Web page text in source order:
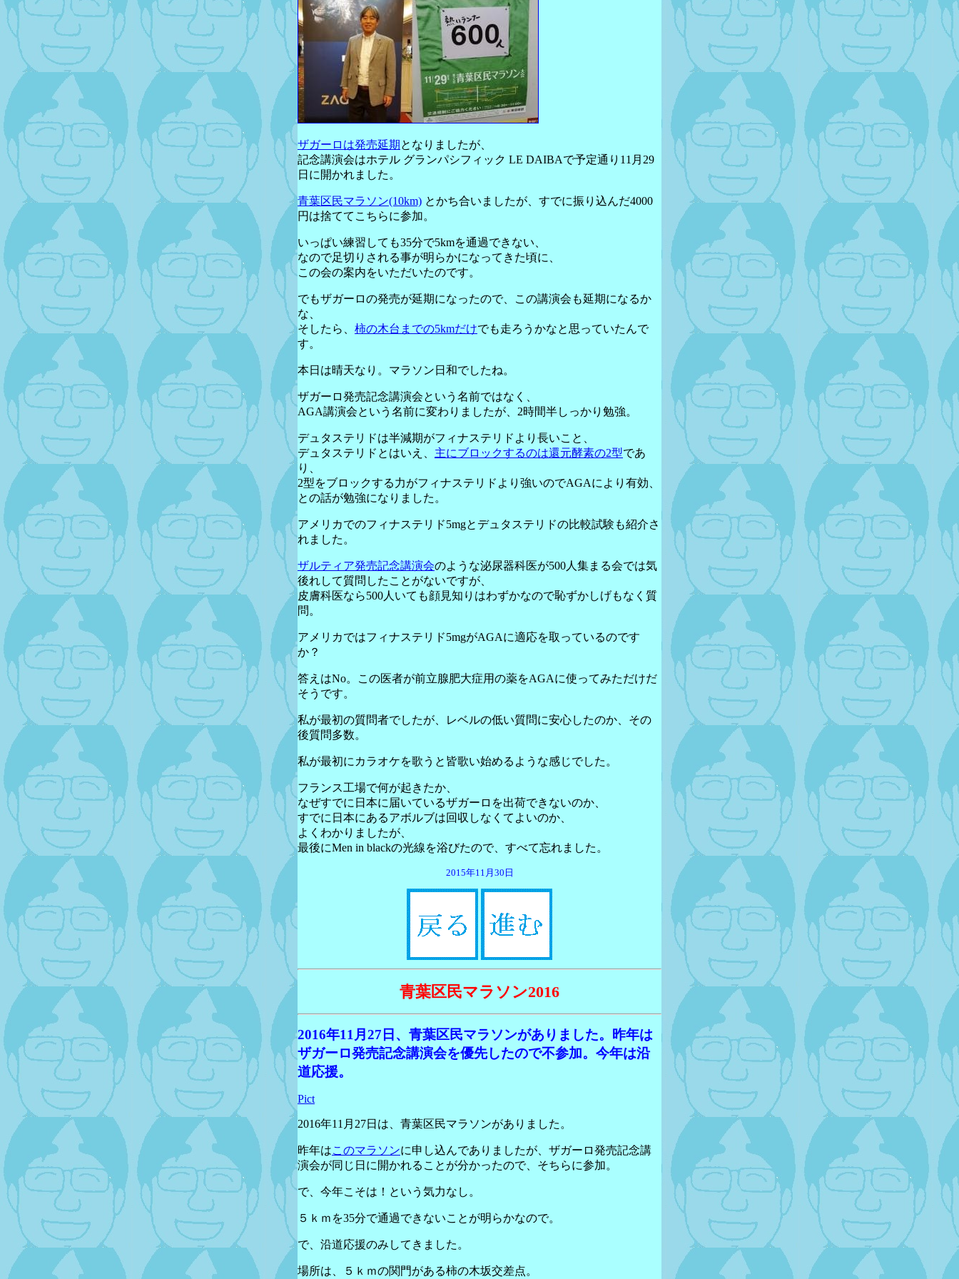
ザガーロは発売延期 となりましたが、
記念講演会はホテル グランパシフィック LE DAIBAで予定通り11月29
日に開かれました。
青葉区民マラソン(10km) とかち合いましたが、すでに振り込んだ4000
円は捨ててこちらに参加。
いっぱい練習しても35分で5kmを通過できない、
なので足切りされる事が明らかになってきた頃に、
この会の案内をいただいたのです。
でもザガーロの発売が延期になったので、この講演会も延期になるか
な、
そしたら、 柿の木台までの5kmだけでも走ろうかなと思っていたんで
す。
本日は晴天なり。マラソン日和でしたね。
ザガーロ発売記念講演会という名前ではなく、
AGA講演会という名前に変わりましたが、2時間半しっかり勉強。
デュタステリドは半減期がフィナステリドより長いこと、
デュタステリドとはいえ、 主にブロックするのは還元酵素の2型であ
り、
2型をブロックする力がフィナステリドより強いのでAGAにより有効、
との話が勉強になりました。
アメリカでのフィナステリド5mgとデュタステリドの比較試験も紹介さ
れました。
ザルティア発売記念講演会のような泌尿器科医が500人集まる会では気
後れして質問したことがないですが、
皮膚科医なら500人いても顔見知りはわずかなので恥ずかしげもなく質
問。
アメリカではフィナステリド5mgがAGAに適応を取っているのです
か？
答えはNo。この医者が前立腺肥大症用の薬をAGAに使ってみただけだ
そうです。
私が最初の質問者でしたが、レベルの低い質問に安心したのか、その
後質問多数。
私が最初にカラオケを歌うと皆歌い始めるような感じでした。
フランス工場で何が起きたか、
なぜすでに日本に届いているザガーロを出荷できないのか、
すでに日本にあるアボルブは回収しなくてよいのか、
よくわかりましたが、
最後にMen in blackの光線を浴びたので、すべて忘れました。
2015年11月30日
青葉区民マラソン2016
2016年11月27日、青葉区民マラソンがありました。昨年は
ザガーロ発売記念講演会を優先したので不参加。今年は沿
道応援。
Pict
2016年11月27日は、青葉区民マラソンがありました。
昨年はこのマラソンに申し込んでありましたが、ザガーロ発売記念講
演会が同じ日に開かれることが分かったので、そちらに参加。
で、今年こそは！という気力なし。
５ｋｍを35分で通過できないことが明らかなので。
で、沿道応援のみしてきました。
場所は、５ｋｍの関門がある柿の木坂交差点。